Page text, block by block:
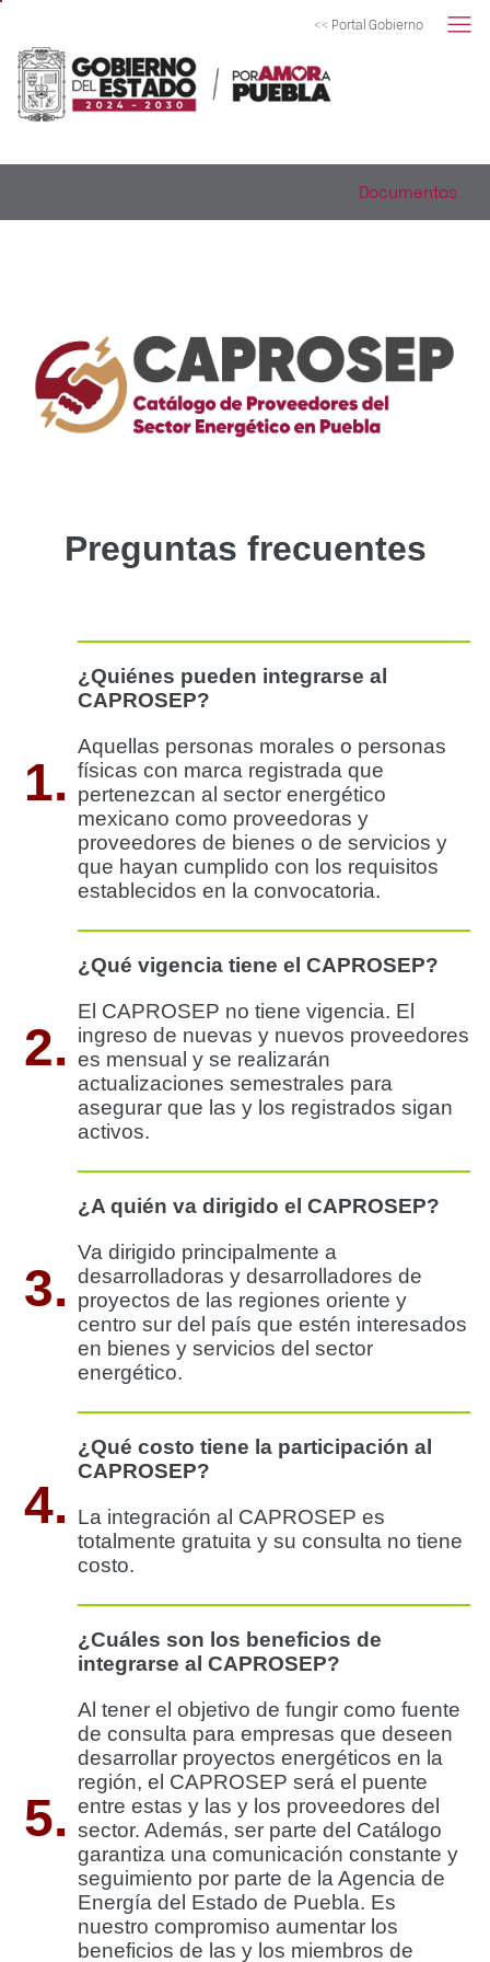
<< Portal Gobierno
Documentos
Preguntas frecuentes
1.
¿Quiénes pueden integrarse al
CAPROSEP?
Aquellas personas morales o personas
físicas con marca registrada que
pertenezcan al sector energético
mexicano como proveedoras y
proveedores de bienes o de servicios y
que hayan cumplido con los requisitos
establecidos en la convocatoria.
2.
¿Qué vigencia tiene el CAPROSEP?
El CAPROSEP no tiene vigencia. El
ingreso de nuevas y nuevos proveedores
es mensual y se realizarán
actualizaciones semestrales para
asegurar que las y los registrados sigan
activos.
3.
¿A quién va dirigido el CAPROSEP?
Va dirigido principalmente a
desarrolladoras y desarrolladores de
proyectos de las regiones oriente y
centro sur del país que estén interesados
en bienes y servicios del sector
energético.
4.
¿Qué costo tiene la participación al
CAPROSEP?
La integración al CAPROSEP es
totalmente gratuita y su consulta no tiene
costo.
5.
¿Cuáles son los beneficios de
integrarse al CAPROSEP?
Al tener el objetivo de fungir como fuente
de consulta para empresas que deseen
desarrollar proyectos energéticos en la
región, el CAPROSEP será el puente
entre estas y las y los proveedores del
sector. Además, ser parte del Catálogo
garantiza una comunicación constante y
seguimiento por parte de la Agencia de
Energía del Estado de Puebla. Es
nuestro compromiso aumentar los
beneficios de las y los miembros de